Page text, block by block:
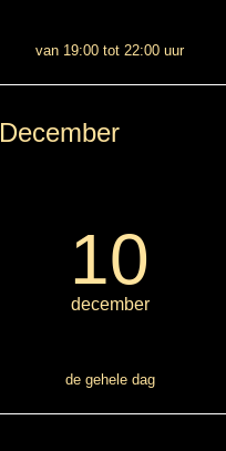
van 19:00 tot 22:00 uur
December
10
december
de gehele dag